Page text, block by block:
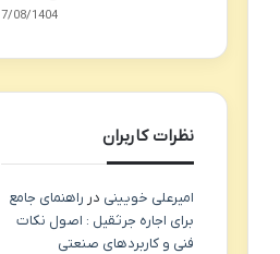
07/08/1404
نظرات کاربران
امیرعلی خویینی در راهنمای جامع
برای اجاره جرثقیل : اصول نکات
فنی و کاربردهای صنعتی